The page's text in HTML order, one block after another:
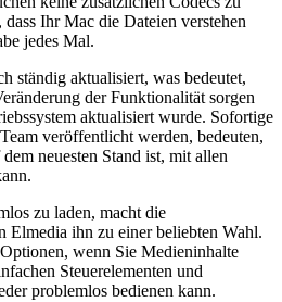
Ihr Mac die Dateien verstehen
jedes Mal.
ständig aktualisiert, was bedeutet,
der Funktionalität sorgen
aktualisiert wurde. Sofortige
veröffentlicht werden, bedeuten,
neuesten Stand ist, mit allen
zu laden, macht die
Elmedia ihn zu einer beliebten Wahl.
wenn Sie Medieninhalte
Steuerelementen und
problemlos bedienen kann.